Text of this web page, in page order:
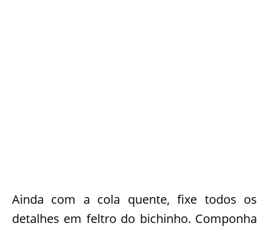
Ainda com a cola quente, fixe todos os
detalhes em feltro do bichinho. Componha